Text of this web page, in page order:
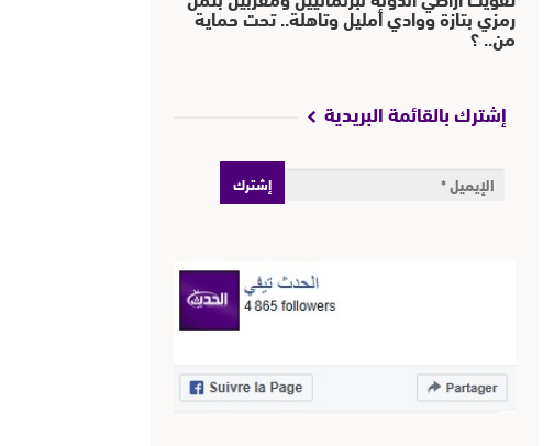
رمزي بتازة ووادي أمليل وتاهلة.. تحت حماية
من.. ؟
إشترك بالقائمة البريدية